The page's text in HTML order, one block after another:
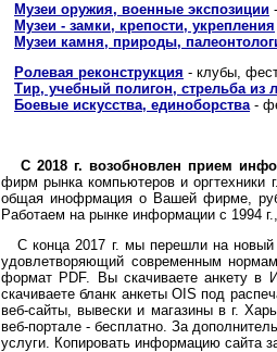
Музеи оружия, военные экспозиции
Музеи - замки, крепости, укрепления
Музеи камня, природы,
Ролевая реконструкция - клубы,
Тир, учебный полигон, стрельба из
Боевые искусства, единоборства-
С 2018 г. возобновлен прием
фирм рынка компьютеров и оргтехники
общая инофрмация о Вашей фирме,
Работаем на рынке информации с 1994
С конца 2017 г. мы перешли на новый
удовлетворяющий современным
формат PDF. Вы скачиваете анкету в
скачиваете бланк анкеты OIS под
веб-сайты, вывески и магазины в г.
веб-портале - бесплатно. За
услуги. Копировать информацию сайта